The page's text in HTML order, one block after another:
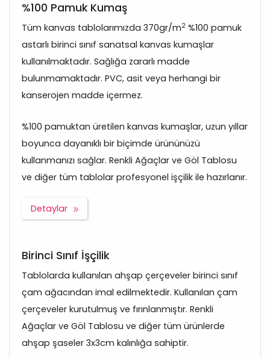
%100 Pamuk Kumaş
Tüm kanvas tablolarımızda 370gr/m2 %100 pamuk
astarlı birinci sınıf sanatsal kanvas kumaşlar
kullanılmaktadır. Sağlığa zararlı madde
bulunmamaktadır. PVC, asit veya herhangi bir
kanserojen madde içermez.
%100 pamuktan üretilen kanvas kumaşlar, uzun yıllar
boyunca dayanıklı bir biçimde ürününüzü
kullanmanızı sağlar. Renkli Ağaçlar ve Göl Tablosu
ve diğer tüm tablolar profesyonel işçilik ile hazırlanır.
Detaylar
Birinci Sınıf İşçilik
Tablolarda kullanılan ahşap çerçeveler birinci sınıf
çam ağacından imal edilmektedir. Kullanılan çam
çerçeveler kurutulmuş ve fırınlanmıştır. Renkli
Ağaçlar ve Göl Tablosu ve diğer tüm ürünlerde
ahşap şaseler 3x3cm kalınlığa sahiptir.